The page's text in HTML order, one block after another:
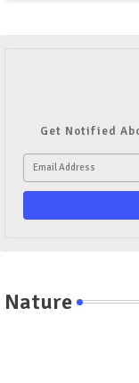
Get Notified
Nature